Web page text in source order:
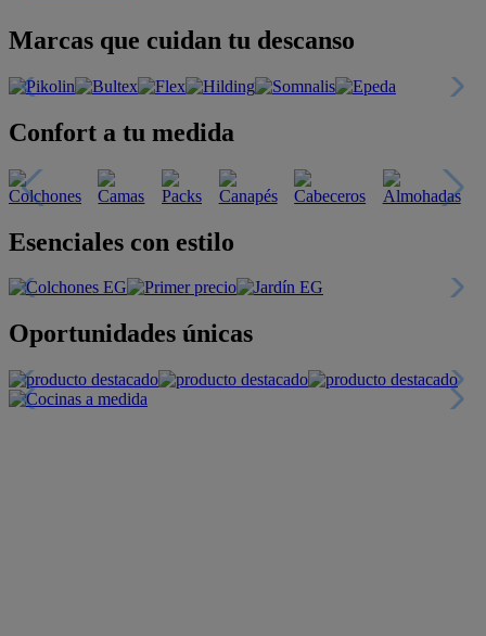
Marcas que cuidan tu descanso
Confort a tu medida
Esenciales con estilo
Oportunidades únicas